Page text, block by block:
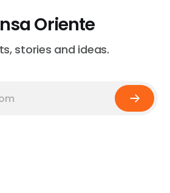
Oriente
stories and ideas.